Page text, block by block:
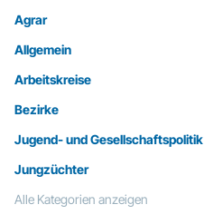
Agrar
Allgemein
Arbeitskreise
Bezirke
Jugend- und Gesellschaftspolitik
Jungzüchter
Alle Kategorien anzeigen